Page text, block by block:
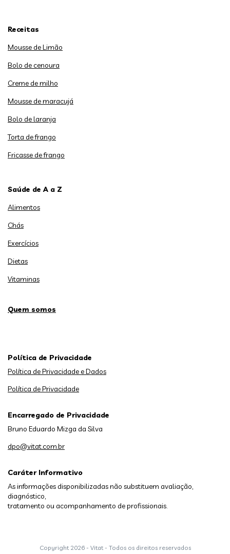
Receitas
Mousse de Limão
Bolo de cenoura
Creme de milho
Mousse de maracujá
Bolo de laranja
Torta de frango
Fricasse de frango
Saúde de A a Z
Alimentos
Chás
Exercícios
Dietas
Vitaminas
Quem somos
Caráter Informativo
As informações disponibilizadas não substituem avaliação,
diagnóstico,
tratamento ou acompanhamento de profissionais.
Política de Privacidade
Política de Privacidade e Dados
Política de Privacidade
Encarregado de Privacidade
Bruno Eduardo Mizga da Silva
dpo@vitat.com.br
Copyright 2026 - Vitat - Todos os direitos reservados